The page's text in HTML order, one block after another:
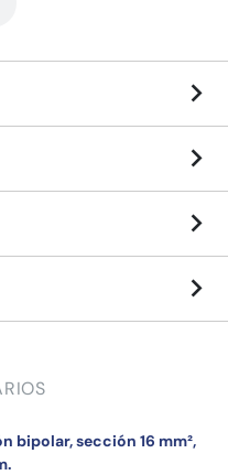
bipolar, sección 16 mm²,